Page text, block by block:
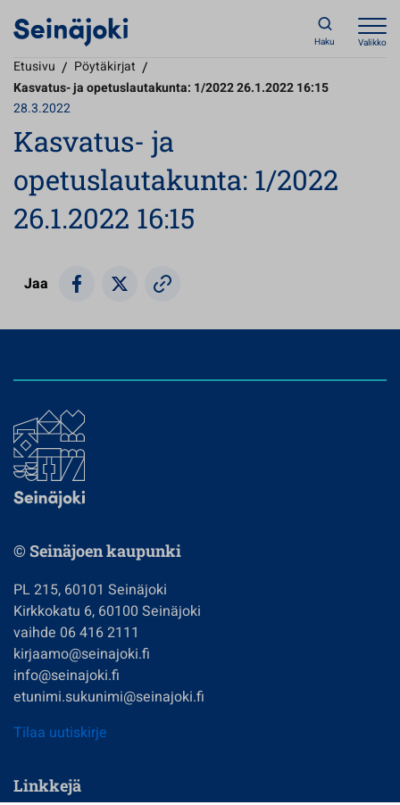
Haku Valikko
Etusivu / Pöytäkirjat /
Kasvatus- ja opetuslautakunta: 1/2022 26.1.2022 16:15
28.3.2022
Kasvatus- ja
opetuslautakunta: 1/2022
26.1.2022 16:15
Jaa
© Seinäjoen kaupunki
PL 215, 60101 Seinäjoki
Kirkkokatu 6, 60100 Seinäjoki
vaihde 06 416 2111
kirjaamo@seinajoki.fi
info@seinajoki.fi
etunimi.sukunimi@seinajoki.fi
Tilaa uutiskirje
Linkkejä